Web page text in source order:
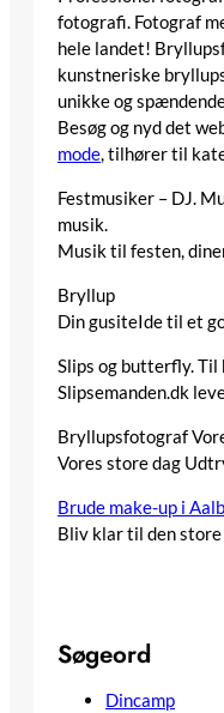
fotografi. Fotograf
hele landet!
kunstneriske
unikke og
Besøg og nyd det
mode , tilhører til
Festmusiker – DJ.
musik.
Musik til festen,
Bryllup
Din gusiteIde til et
Slips og butterfly. Til
Slipsemanden.dk
Bryllupsfotograf
Vores store dag
Brude make-up i
Bliv klar til den store
Søgeord
Dincamp